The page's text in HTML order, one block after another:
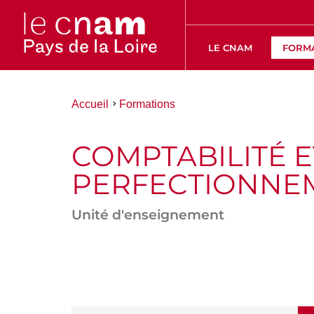
LE CNAM
Vous
Accueil Formations
COMPTABILITÉ
Unité d'enseignement